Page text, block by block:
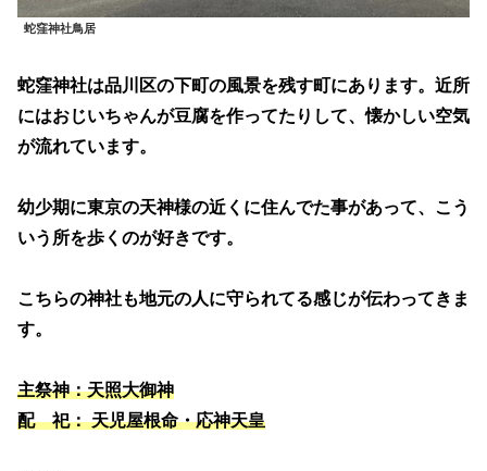
蛇窪神社鳥居
蛇窪神社は品川区の下町の風景を残す町にあります。近所
にはおじいちゃんが豆腐を作ってたりして、懐かしい空気
が流れています。
幼少期に東京の天神様の近くに住んでた事があって、こう
いう所を歩くのが好きです。
こちらの神社も地元の人に守られてる感じが伝わってきま
す。
主祭神：天照大御神
配 祀： 天児屋根命・応神天皇